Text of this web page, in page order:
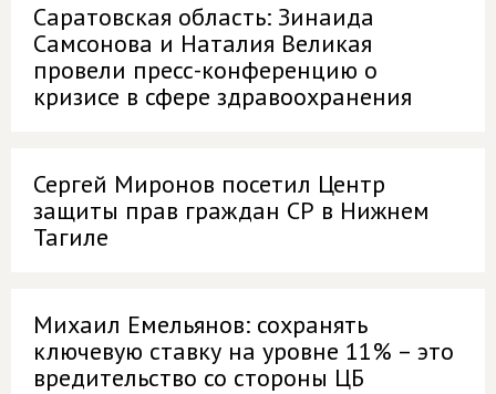
Саратовская область: Зинаида
Самсонова и Наталия Великая
провели пресс-конференцию о
кризисе в сфере здравоохранения
Сергей Миронов посетил Центр
защиты прав граждан СР в Нижнем
Тагиле
Михаил Емельянов: сохранять
ключевую ставку на уровне 11% – это
вредительство со стороны ЦБ